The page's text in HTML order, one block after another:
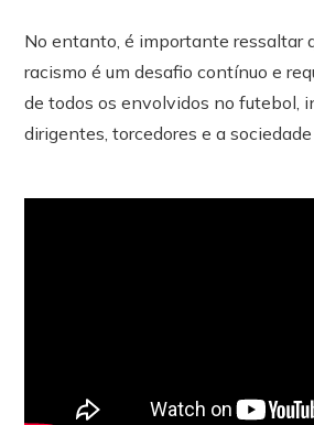
No entanto, é importante ressaltar
racismo é um desafio contínuo e
de todos os envolvidos no futebol,
dirigentes, torcedores e a sociedade